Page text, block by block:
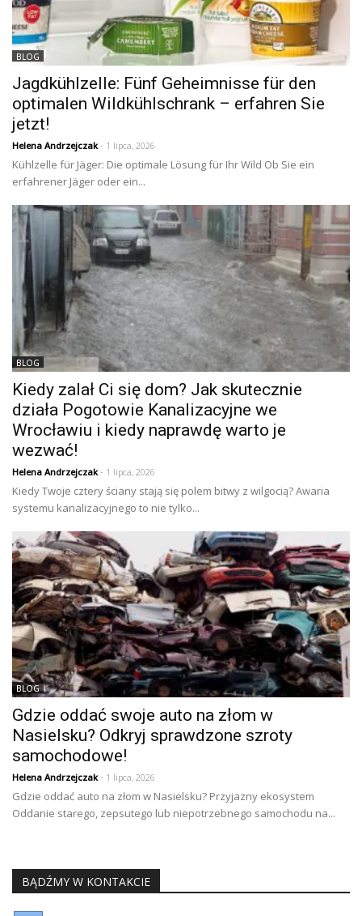
BLOG
Jagdkühlzelle: Fünf Geheimnisse für den
optimalen Wildkühlschrank – erfahren Sie
jetzt!
Helena Andrzejczak- 1 lipca, 2026
Kühlzelle für Jäger: Die optimale Lösung für Ihr Wild Ob Sie ein
erfahrener Jäger oder ein...
BLOG
Kiedy zalał Ci się dom? Jak skutecznie
działa Pogotowie Kanalizacyjne we
Wrocławiu i kiedy naprawdę warto je
wezwać!
Helena Andrzejczak- 1 lipca, 2026
Kiedy Twoje cztery ściany stają się polem bitwy z wilgocią? Awaria
systemu kanalizacyjnego to nie tylko...
BLOG
Gdzie oddać swoje auto na złom w
Nasielsku? Odkryj sprawdzone szroty
samochodowe!
Helena Andrzejczak- 1 lipca, 2026
Gdzie oddać auto na złom w Nasielsku? Przyjazny ekosystem
Oddanie starego, zepsutego lub niepotrzebnego samochodu na...
BĄDŹMY W KONTAKCIE